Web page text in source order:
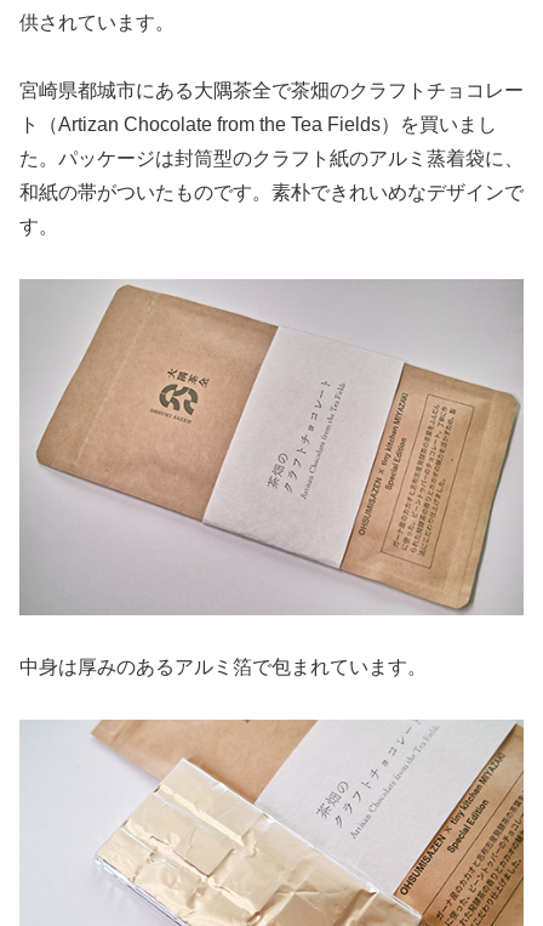
供されています。
宮崎県都城市にある大隅茶全で茶畑のクラフトチョコレー
ト（Artizan Chocolate from the Tea Fields）を買いまし
た。パッケージは封筒型のクラフト紙のアルミ蒸着袋に、
和紙の帯がついたものです。素朴できれいめなデザインで
す。
中身は厚みのあるアルミ箔で包まれています。